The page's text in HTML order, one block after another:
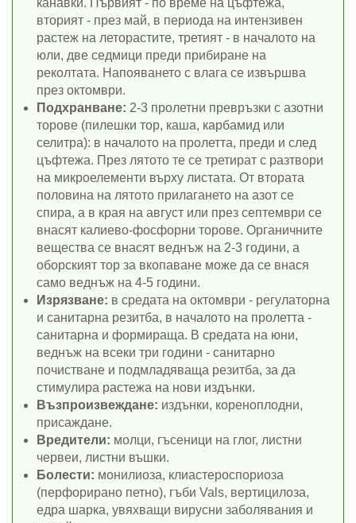
вторият - през май, в периода на интензивен
растеж на леторастите, третият - в началото на
юли, две седмици преди прибиране на
реколтата. Напояването с влага се извършва
през октомври.
Подхранване: 2-3 пролетни превръзки с азотни
торове (пилешки тор, каша, карбамид или
селитра): в началото на пролетта, преди и след
цъфтежа. През лятото те се третират с разтвори
на микроелементи върху листата. От втората
половина на лятото прилагането на азот се
спира, а в края на август или през септември се
внасят калиево-фосфорни торове. Органичните
вещества се внасят веднъж на 2-3 години, а
оборският тор за вкопаване може да се внася
само веднъж на 4-5 години.
Изрязване: в средата на октомври - регулаторна
и санитарна резитба, в началото на пролетта -
санитарна и формираща. В средата на юни,
веднъж на всеки три години - санитарно
почистване и подмладяваща резитба, за да
стимулира растежа на нови издънки.
Възпроизвеждане: издънки, кореноплодни,
присаждане.
Вредители: молци, гъсеници на глог, листни
червеи, листни въшки.
Болести: монилиоза, клиастероспориоза
(перфорирано петно), гъби Vals, вертицилоза,
едра шарка, увяхващи вирусни заболявания и